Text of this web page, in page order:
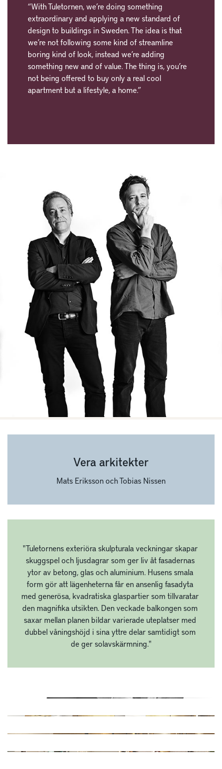
“With Tuletornen, we’re doing something
extraordinary and applying a new standard of
design to buildings in Sweden. The idea is that
we’re not following some kind of streamline
boring kind of look, instead we’re adding
something new and of value. The thing is, you’re
not being offered to buy only a real cool
apartment but a lifestyle, a home.”
Vera arkitekter
Mats Eriksson och Tobias Nissen
"Tuletornens exteriöra skulpturala veckningar skapar
skuggspel och ljusdagrar som ger liv åt fasadernas
ytor av betong, glas och aluminium. Husens smala
form gör att lägenheterna får en ansenlig fasadyta
med generösa, kvadratiska glaspartier som tillvaratar
den magnifika utsikten. Den veckade balkongen som
saxar mellan planen bildar varierade uteplatser med
dubbel våningshöjd i sina yttre delar samtidigt som
de ger solavskärmning."